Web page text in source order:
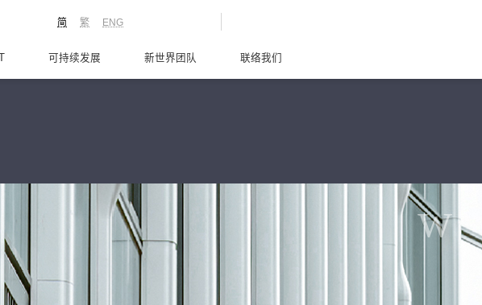
ENG
繁
简
可持续发展 新世界团队 联络我们